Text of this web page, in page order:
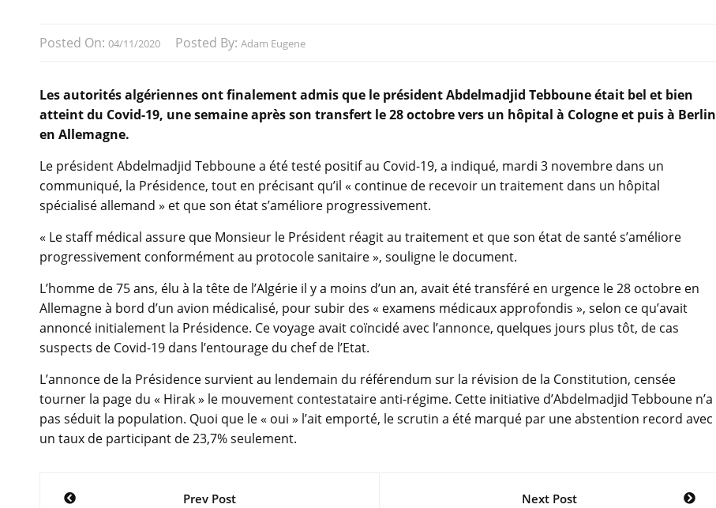
Posted On: 04/11/2020 Posted By: Adam Eugene
Les autorités algériennes ont finalement admis que le président Abdelmadjid Tebboune était bel et bien
atteint du Covid-19, une semaine après son transfert le 28 octobre vers un hôpital à Cologne et puis à Berlin
en Allemagne.
Le président Abdelmadjid Tebboune a été testé positif au Covid-19, a indiqué, mardi 3 novembre dans un
communiqué, la Présidence, tout en précisant qu’il « continue de recevoir un traitement dans un hôpital
spécialisé allemand » et que son état s’améliore progressivement.
« Le staff médical assure que Monsieur le Président réagit au traitement et que son état de santé s’améliore
progressivement conformément au protocole sanitaire », souligne le document.
L’homme de 75 ans, élu à la tête de l’Algérie il y a moins d’un an, avait été transféré en urgence le 28 octobre en
Allemagne à bord d’un avion médicalisé, pour subir des « examens médicaux approfondis », selon ce qu’avait
annoncé initialement la Présidence. Ce voyage avait coïncidé avec l’annonce, quelques jours plus tôt, de cas
suspects de Covid-19 dans l’entourage du chef de l’Etat.
L’annonce de la Présidence survient au lendemain du référendum sur la révision de la Constitution, censée
tourner la page du « Hirak » le mouvement contestataire anti-régime. Cette initiative d’Abdelmadjid Tebboune n’a
pas séduit la population. Quoi que le « oui » l’ait emporté, le scrutin a été marqué par une abstention record avec
un taux de participant de 23,7% seulement.
NavigationPrev Post Next Post